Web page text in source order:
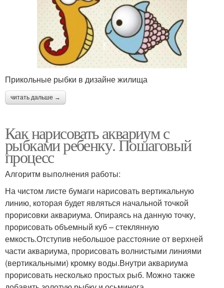
Прикольные рыбки в дизайне жилища
читать дальше →
Как нарисовать аквариум с
рыбками ребенку. Пошаговый
процесс
Алгоритм выполнения работы:
На чистом листе бумаги нарисовать вертикальную
линию, которая будет являться начальной точкой
прорисовки аквариума. Опираясь на данную точку,
прорисовать объемный куб – стеклянную
емкость.Отступив небольшое расстояние от верхней
части аквариума, прорисовать волнистыми линиями
(вертикальными) кромку воды.Внутри аквариума
прорисовать несколько простых рыб. Можно также